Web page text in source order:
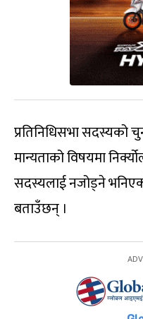
प्रतिनिधिसभा सदस्यको
मान्यताको विषयमा
सदस्यलाई नजोड्ने
बताउँछन् ।